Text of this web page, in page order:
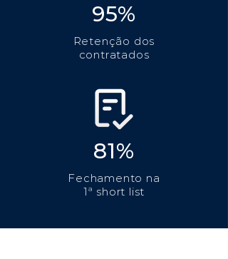
95%
Retenção dos
contratados
81%
Fechamento na
1ª short list